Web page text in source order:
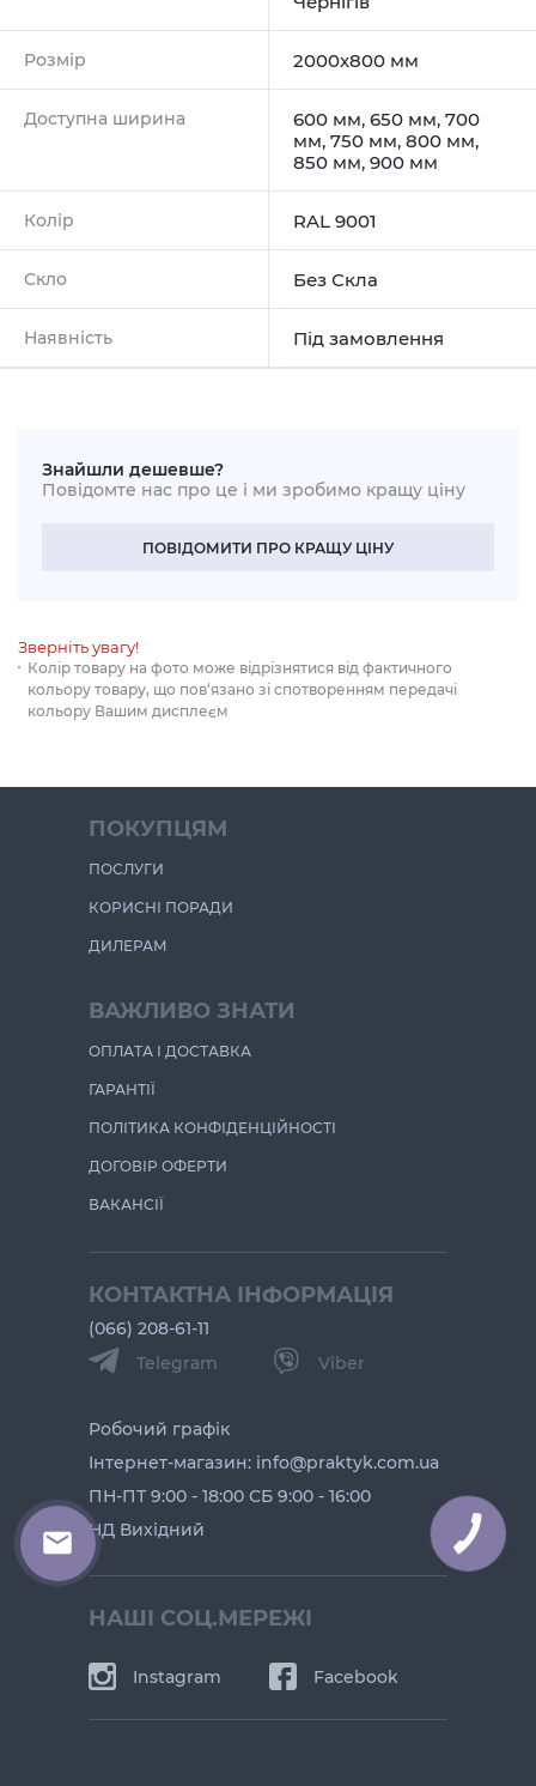
Розмір 2000х800 мм
Доступна ширина
600 мм, 650 мм, 700
мм, 750 мм, 800 мм,
850 мм, 900 мм
Колір RAL 9001
Скло Без Скла
Наявність Під замовлення
Знайшли дешевше?
Повідомте нас про це і ми зробимо кращу ціну
ПОВІДОМИТИ ПРО КРАЩУ ЦІНУ
Зверніть увагу!
Колір товару на фото може відрізнятися від фактичного
кольору товару, що пов‘язано зі спотворенням передачі
кольору Вашим дисплеєм
ПОКУПЦЯМ
ПОСЛУГИ
КОРИСНІ ПОРАДИ
ДИЛЕРАМ
ВАЖЛИВО ЗНАТИ
ОПЛАТА І ДОСТАВКА
ГАРАНТІЇ
ПОЛІТИКА КОНФІДЕНЦІЙНОСТІ
ДОГОВІР ОФЕРТИ
ВАКАНСІЇ
КОНТАКТНА ІНФОРМАЦІЯ
(066) 208-61-11
Telegram
Viber
Робочий графік
Інтернет-магазин: info@praktyk.com.ua
ПН-ПТ 9:00 - 18:00 СБ 9:00 - 16:00
НД Вихідний
НАШІ СОЦ.МЕРЕЖІ
Instagram Facebook
КНОПКА
ЗВ'ЯЗКУ